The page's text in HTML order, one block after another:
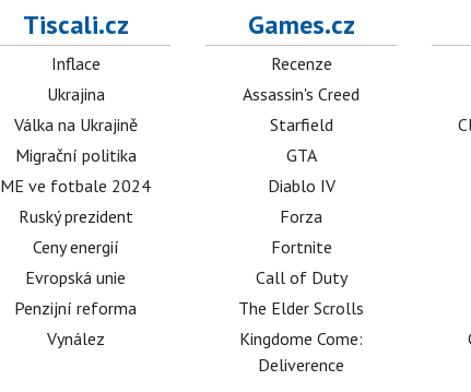
Tiscali.cz
Inflace
Ukrajina
Válka na Ukrajině
Migrační politika
ME ve fotbale 2024
Ruský prezident
Ceny energií
Evropská unie
Penzijní reforma
Vynález
Games.cz
Recenze
Assassin's Creed
Starfield
GTA
Diablo IV
Forza
Fortnite
Call of Duty
The Elder Scrolls
Kingdome Come:
Deliverence